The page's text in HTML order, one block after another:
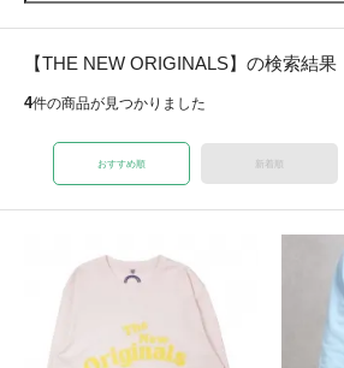
【THE NEW ORIGINALS】の検索結果
4件の商品が見つかりました
おすすめ順 新着順